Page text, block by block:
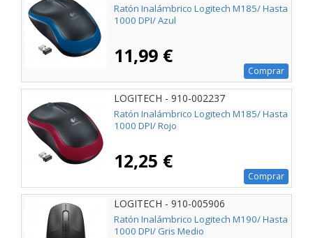
Ratón Inalámbrico Logitech M185/ Hasta
1000 DPI/ Azul
11,99 €
Comprar
LOGITECH - 910-002237
Ratón Inalámbrico Logitech M185/ Hasta
1000 DPI/ Rojo
12,25 €
Comprar
LOGITECH - 910-005906
Ratón Inalámbrico Logitech M190/ Hasta
1000 DPI/ Gris Medio